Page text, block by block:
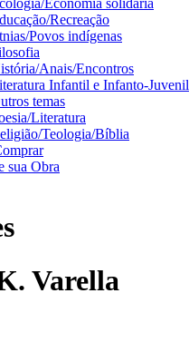
Economia solidária
Recreação
Povos indígenas
Anais/Encontros
Infantil e Infanto-Juvenil
temas
Literatura
Teologia/Bíblia
sua Obra
Varella